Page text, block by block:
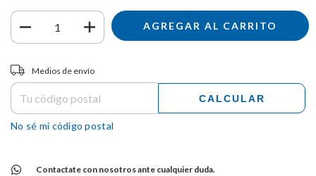
Entregas para el CP:
Medios de envío
CALCULAR
No sé mi código postal
Contactate con nosotros ante cualquier duda.